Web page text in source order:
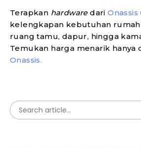
Terapkan hardwaredariOnassis
kelengkapan kebutuhan
ruang tamu, dapur, hingga
Temukan harga menarik hanya
Onassis.
Search
for: